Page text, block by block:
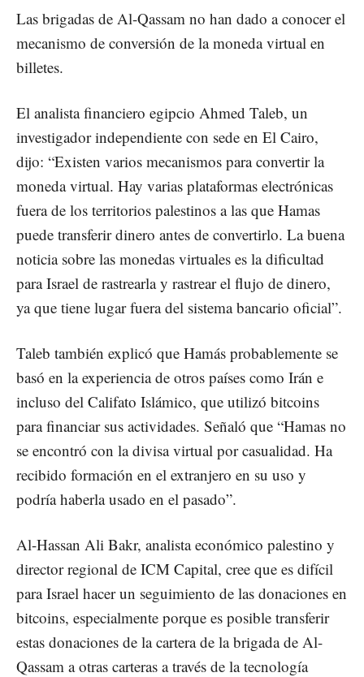
Las brigadas de Al-Qassam no han dado a conocer el
mecanismo de conversión de la moneda virtual en
billetes.
El analista financiero egipcio Ahmed Taleb, un
investigador independiente con sede en El Cairo,
dijo: “Existen varios mecanismos para convertir la
moneda virtual. Hay varias plataformas electrónicas
fuera de los territorios palestinos a las que Hamas
puede transferir dinero antes de convertirlo. La buena
noticia sobre las monedas virtuales es la dificultad
para Israel de rastrearla y rastrear el flujo de dinero,
ya que tiene lugar fuera del sistema bancario oficial”.
Taleb también explicó que Hamás probablemente se
basó en la experiencia de otros países como Irán e
incluso del Califato Islámico, que utilizó bitcoins
para financiar sus actividades. Señaló que “Hamas no
se encontró con la divisa virtual por casualidad. Ha
recibido formación en el extranjero en su uso y
podría haberla usado en el pasado”.
Al-Hassan Ali Bakr, analista económico palestino y
director regional de ICM Capital, cree que es difícil
para Israel hacer un seguimiento de las donaciones en
bitcoins, especialmente porque es posible transferir
estas donaciones de la cartera de la brigada de Al-
Qassam a otras carteras a través de la tecnología